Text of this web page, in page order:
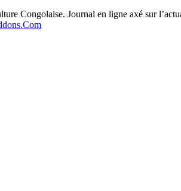
Congolaise. Journal en ligne axé sur